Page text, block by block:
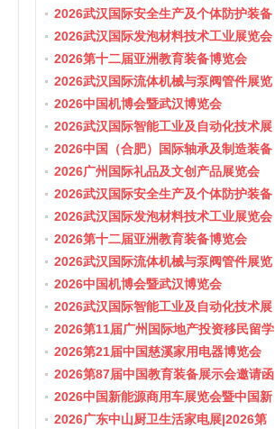
2026住博会
2026武汉国际安全生产及个体防护装备
展览会
2026武汉国际发泡材料技术工业展览会
2026第十二届亚洲教育装备博览会
2026武汉国际流体机械与泵阀管件展览
会/阀门展
2026中国机博会暨武汉博览会
2026武汉国际智能工业及自动化技术展
览会
2026中国（合肥）国际轴承及制造装备
展览会
2026广州国际礼品及文创产品展览会
2026武汉国际安全生产及个体防护装备
展览会
2026武汉国际发泡材料技术工业展览会
2026第十二届亚洲教育装备博览会
2026武汉国际流体机械与泵阀管件展览
会/阀门展
2026中国机博会暨武汉博览会
2026武汉国际智能工业及自动化技术展
览会
2026第11届广州国际地产投资移民留学
展览会
2026第21届中国慈溪家用电器博览会
2026第87届中国教育装备展示会邀请函
2026中国新能源商用车展览会暨中国新
能源商用车创新发展与产业融合大会
2026广东中山厨卫生活家电展|2026第